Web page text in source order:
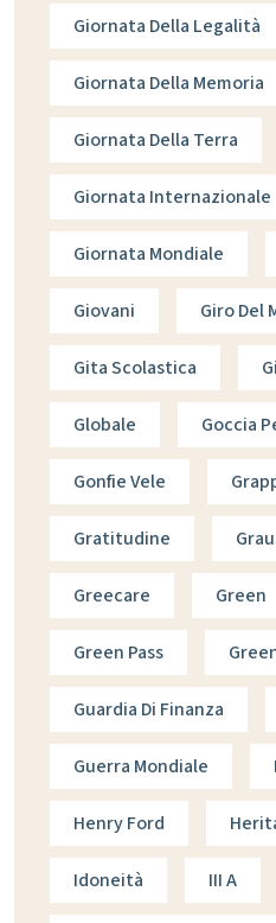
Giornata Della Legalità
Giornata Della Memoria
Giornata Della Terra
Giornata Internazionale
Giornata Mondiale
Giovani Giro Del
Gita Scolastica
Globale Goccia
Gonfie Vele
Gratitudine
Greecare Green
Green Pass
Guardia Di Finanza
Guerra Mondiale
Henry Ford
Idoneità III A